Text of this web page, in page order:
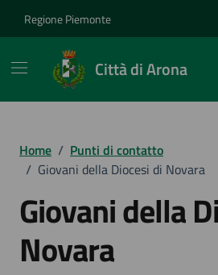
Regione Piemonte
Città di Arona
Home / Punti di contatto
/ Giovani della Diocesi di Novara
Giovani della
Novara